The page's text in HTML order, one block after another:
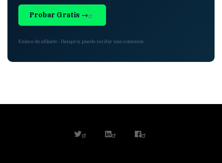
Probar Gratis →
Enlace de afiliado · Dataprix puede recibir una comisión
twitterlinkedinfacebook